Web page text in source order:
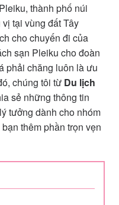
thành phố núi
tại vùng đất Tây
cho chuyến đi của
sạn Pleiku cho đoàn
phải chăng luôn là ưu
chúng tôi từ Du lịch
sẻ những thông tin
tưởng dành cho nhóm
thêm phần trọn vẹn